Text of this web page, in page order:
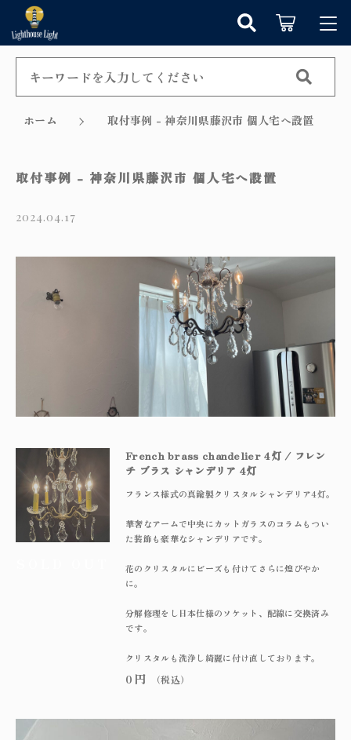
ホーム 取付事例 - 神奈川県藤沢市 個人宅へ設置
取付事例 - 神奈川県藤沢市 個人宅へ設置
2024.04.17
French brass chandelier 4灯 / フレン
チ ブラス シャンデリア 4灯
0 円 （税込）
フランス様式の真鍮製クリスタルシャンデリア4灯。
華奢なアームで中央にカットガラスのコラムもつい
た装飾も豪華なシャンデリアです。
花のクリスタルにビーズも付けてさらに煌びやか
に。
分解修理をし日本仕様のソケット、配線に交換済み
です。
クリスタルも洗浄し綺麗に付け直しております。
ログイン / 会員登録
お知らせ
カテゴリーから探す
取付方法／取付事例／修理事例
Lighthouse Lightについて
ショッピングガイド
お知らせ
すべて
ウォールランプ
フロアランプ
オリジナルランプ
フィンスタイル
アンティーク小物/家具
パーツ
サブスクリプション
キーワード検索
親カテゴリ
子カテゴリ
その他
並び順